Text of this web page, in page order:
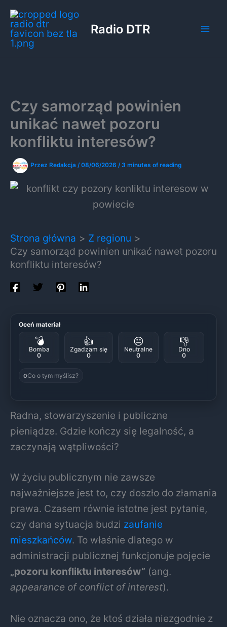
Przejdź
do
treści
Radio DTR
Czy samorząd powinien
unikać nawet pozoru
konfliktu interesów?
Przez Redakcja /08/06/2026 / 3 minutes of reading
Strona główna
Z regionu
Czy samorząd powinien unikać nawet pozoru
konfliktu interesów?
Oceń materiał
💣
Bomba
0
👍
Zgadzam się
0
😐
Neutralne
0
👎
Dno
0
0Co o tym myślisz?
Radna, stowarzyszenie i publiczne
pieniądze. Gdzie kończy się legalność, a
zaczynają wątpliwości?
W życiu publicznym nie zawsze
najważniejsze jest to, czy doszło do złamania
prawa. Czasem równie istotne jest pytanie,
czy dana sytuacja budzi zaufanie
mieszkańców. To właśnie dlatego w
administracji publicznej funkcjonuje pojęcie
„pozoru konfliktu interesów” (ang.
appearance of conflict of interest).
Nie oznacza ono, że ktoś działa niezgodnie z